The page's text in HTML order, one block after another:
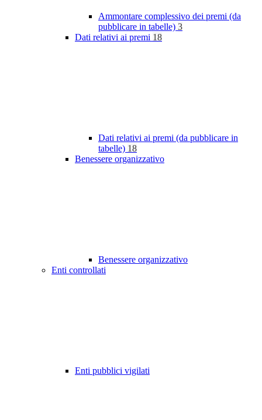
Ammontare complessivo dei premi (da
pubblicare in tabelle) 3
Dati relativi ai premi 18
Dati relativi ai premi (da pubblicare in
tabelle) 18
Benessere organizzativo
Benessere organizzativo
Enti controllati
Enti pubblici vigilati